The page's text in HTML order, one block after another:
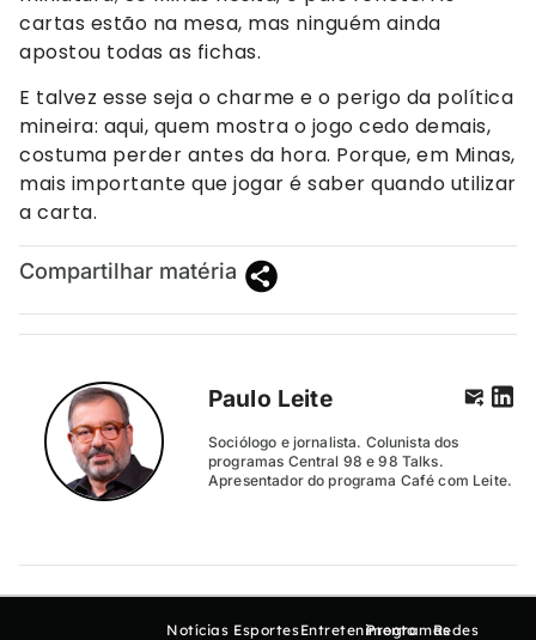
cartas estão na mesa, mas ninguém ainda
apostou todas as fichas.
E talvez esse seja o charme e o perigo da política
mineira: aqui, quem mostra o jogo cedo demais,
costuma perder antes da hora. Porque, em Minas,
mais importante que jogar é saber quando utilizar
a carta.
Compartilhar matéria
Paulo Leite
Sociólogo e jornalista. Colunista dos
programas Central 98 e 98 Talks.
Apresentador do programa Café com Leite.
Notícias EsportesEntretenimento
ProgramasRedes